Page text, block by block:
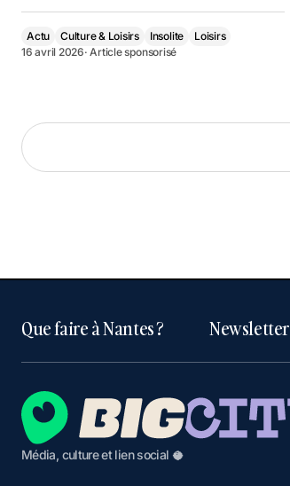
Actu Culture & Loisirs Insolite
Loisirs
16 avril 2026· Article sponsorisé
Média, culture et lien social 🥥
Que faire à Nantes ? Newsletter